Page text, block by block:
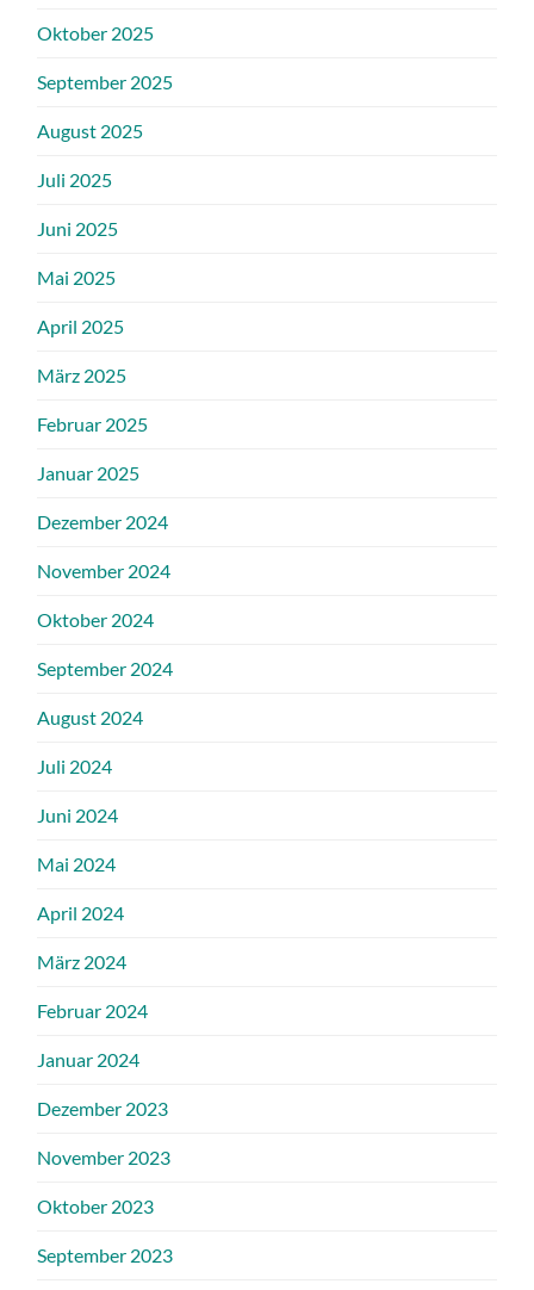
Oktober 2025
September 2025
August 2025
Juli 2025
Juni 2025
Mai 2025
April 2025
März 2025
Februar 2025
Januar 2025
Dezember 2024
November 2024
Oktober 2024
September 2024
August 2024
Juli 2024
Juni 2024
Mai 2024
April 2024
März 2024
Februar 2024
Januar 2024
Dezember 2023
November 2023
Oktober 2023
September 2023